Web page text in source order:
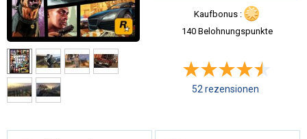
Kaufbonus :
140 Belohnungspunkte
52 rezensionen